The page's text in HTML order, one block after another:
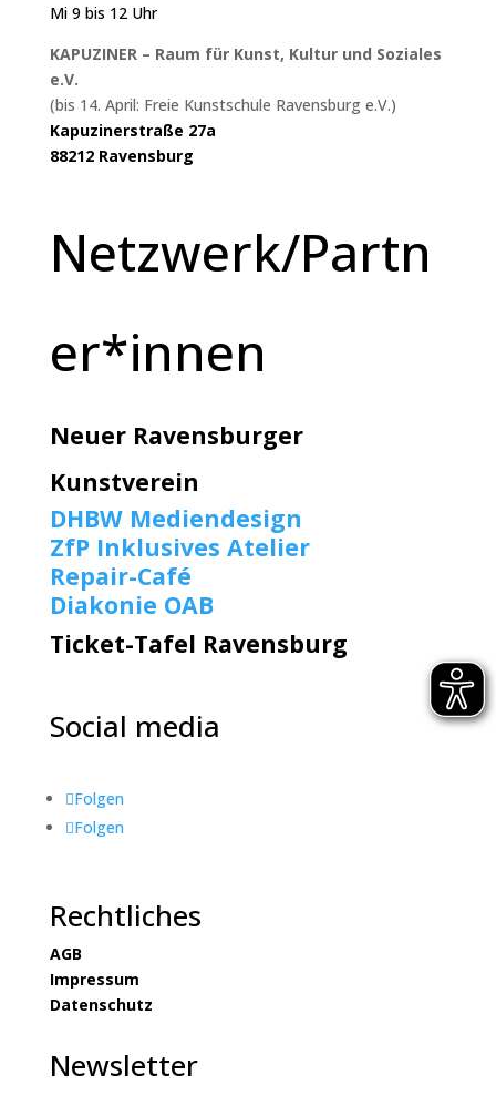
Mi 9 bis 12 Uhr
KAPUZINER – Raum für Kunst, Kultur und Soziales
e.V.
(bis 14. April: Freie Kunstschule Ravensburg e.V.)
Kapuzinerstraße 27a
88212 Ravensburg
Netzwerk/Partn
er*innen
Neuer Ravensburger
Kunstverein
DHBW Mediendesign
ZfP Inklusives Atelier
Repair-Café
Diakonie OAB
Ticket-Tafel Ravensburg
Social media
Folgen
Folgen
Rechtliches
AGB
Impressum
Datenschutz
Newsletter